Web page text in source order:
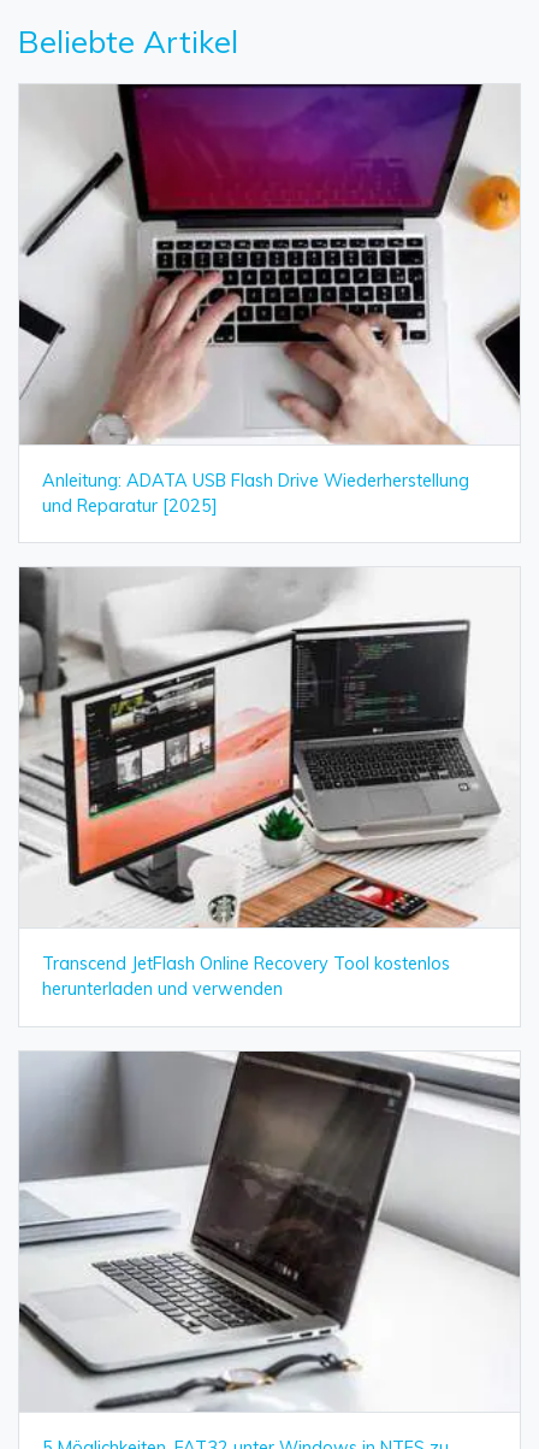
Beliebte Artikel
Anleitung: ADATA USB Flash Drive Wiederherstellung
und Reparatur [2025]
Transcend JetFlash Online Recovery Tool kostenlos
herunterladen und verwenden